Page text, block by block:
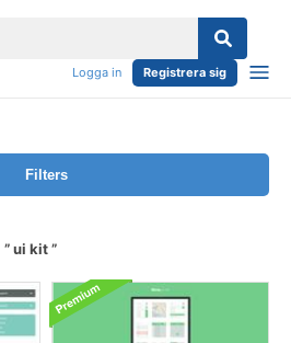
Logga in Registrera sig
Filters
ui kit